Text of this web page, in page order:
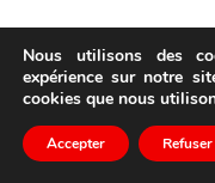
Nous utilisons des
expérience sur notre
cookies que nous
Accepter Refuser